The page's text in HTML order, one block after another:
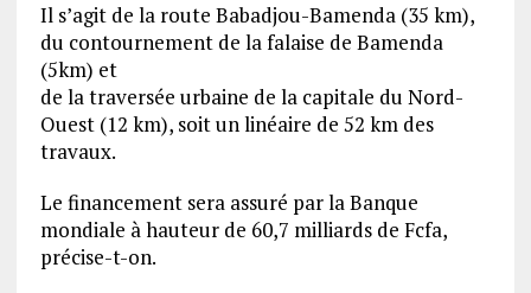
Il s’agit de la route Babadjou-Bamenda (35 km),
du contournement de la falaise de Bamenda
(5km) et
de la traversée urbaine de la capitale du Nord-
Ouest (12 km), soit un linéaire de 52 km des
travaux.
Le financement sera assuré par la Banque
mondiale à hauteur de 60,7 milliards de Fcfa,
précise-t-on.